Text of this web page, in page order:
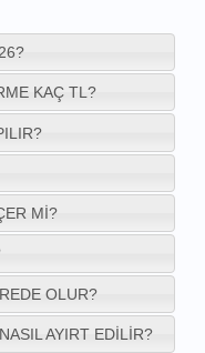
KAÇ TL?
MI?
OLUR?
AYIRT EDILIR?